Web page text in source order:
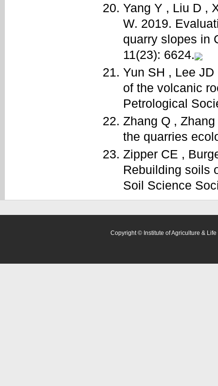
Yang Y , Liu D ,
W. 2019.
quarry slopes in
11(23): 6624.
Yun SH , Lee
of the volcanic
Petrological
Zhang Q ,
the quarries
Zipper CE ,
Rebuilding soils
Soil Science
Copyright © Institute of Agriculture &